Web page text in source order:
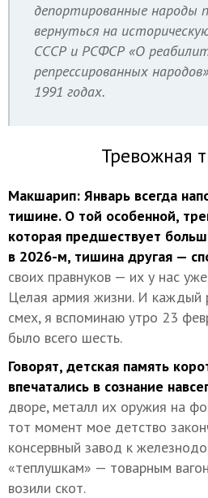
депортированные народы
вернуться на
СССР и РСФСР «О
репрессированных
1991 годах.
Тревожная
Макшарип: Январь всегда
тишине. О той особенной,
которая предшествует
в 2026-м, тишина другая —
своих правнуков — их у нас
Целая армия жизни. И каждый
смех, я вспоминаю утро 23
было всего шесть.
Говорят, детская память
впечатались в сознание
дворе, металл их оружия на
тот момент мое детство
консервный завод к
«теплушкам» — товарным
возили скот.